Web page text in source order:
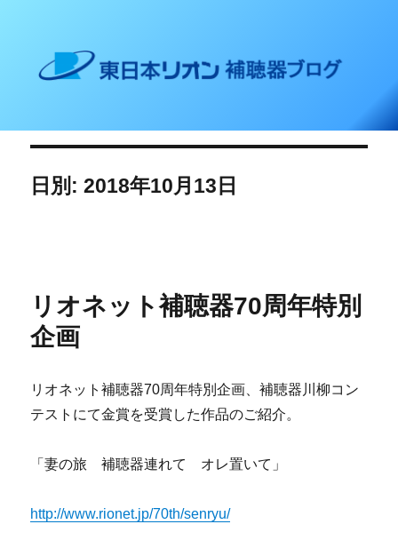
東日本リオン 補聴器ブログ
日別: 2018年10月13日
リオネット補聴器70周年特別
企画
リオネット補聴器70周年特別企画、補聴器川柳コン
テストにて金賞を受賞した作品のご紹介。
「妻の旅 補聴器連れて オレ置いて」
http://www.rionet.jp/70th/senryu/